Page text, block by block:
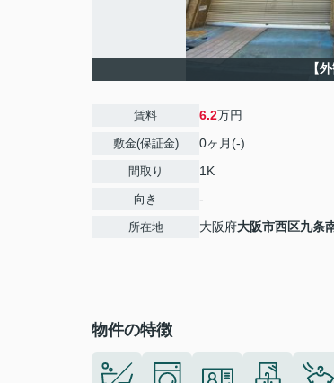
【
賃料 6.2万円
敷金(保証金) 0ヶ月(-)
間取り 1K
向き -
所在地 大阪府大阪市西区九条
物件の特徴